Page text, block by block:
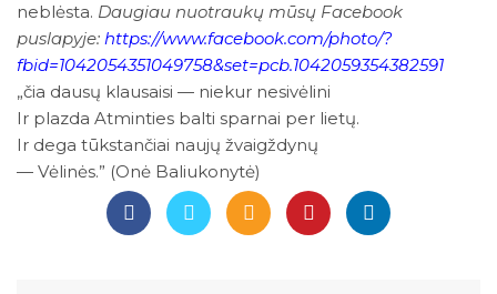
neblėsta. Daugiau nuotraukų mūsų Facebook
puslapyje: https://www.facebook.com/photo/?
fbid=1042054351049758&set=pcb.1042059354382591
„čia dausų klausaisi — niekur nesivėlini
Ir plazda Atminties balti sparnai per lietų.
Ir dega tūkstančiai naujų žvaigždynų
— Vėlinės.” (Onė Baliukonytė)